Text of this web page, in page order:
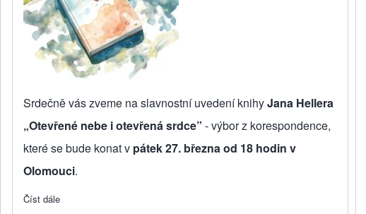
Srdečně vás zveme na slavnostní uvedení knihyJana Hellera
„Otevřené nebe i otevřená srdce” - výbor z korespondence,
které se bude konat v pátek 27. března od 18 hodin v
Olomouci.
Číst dále